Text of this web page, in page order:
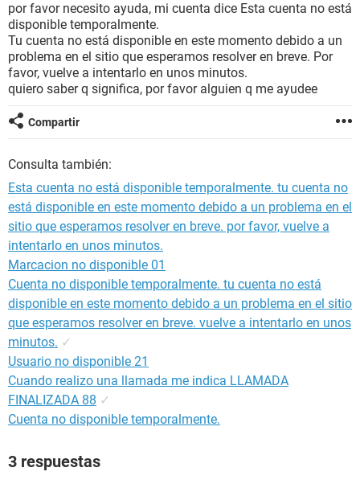
por favor necesito ayuda, mi cuenta dice Esta cuenta no está
disponible temporalmente.
Tu cuenta no está disponible en este momento debido a un
problema en el sitio que esperamos resolver en breve. Por
favor, vuelve a intentarlo en unos minutos.
quiero saber q significa, por favor alguien q me ayudee
Compartir
Consulta también:
Esta cuenta no está disponible temporalmente. tu cuenta no
está disponible en este momento debido a un problema en el
sitio que esperamos resolver en breve. por favor, vuelve a
intentarlo en unos minutos.
Marcacion no disponible 01
Cuenta no disponible temporalmente. tu cuenta no está
disponible en este momento debido a un problema en el sitio
que esperamos resolver en breve. vuelve a intentarlo en unos
minutos. ✓
Usuario no disponible 21
Cuando realizo una llamada me indica LLAMADA
FINALIZADA 88 ✓
Cuenta no disponible temporalmente.
3 respuestas